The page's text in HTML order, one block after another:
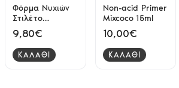
Φόρμα Νυχιών
Στιλέτο
Αμύγδαλο 500
pcs
9,80€
ΚΑΛΑΘΙ
Non-acid Primer
Mixcoco 15ml
10,00€
ΚΑΛΑΘΙ